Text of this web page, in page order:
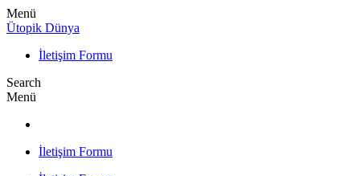
Menü
Ütopik Dünya
İletişim Formu
Search
Menü
İletişim Formu